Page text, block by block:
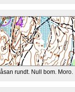
rundt. Null bom. Moro.